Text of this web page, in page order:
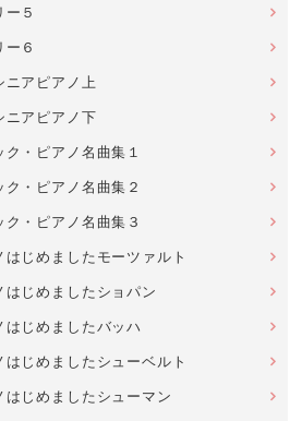
５
６
ニアピアノ上
ニアピアノ下
・ピアノ名曲集１
・ピアノ名曲集２
・ピアノ名曲集３
じめましたモーツァルト
じめましたショパン
じめましたバッハ
じめましたシューベルト
じめましたシューマン